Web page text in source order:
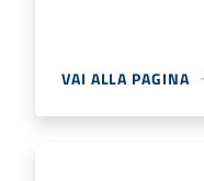
VAI ALLA PAGINA